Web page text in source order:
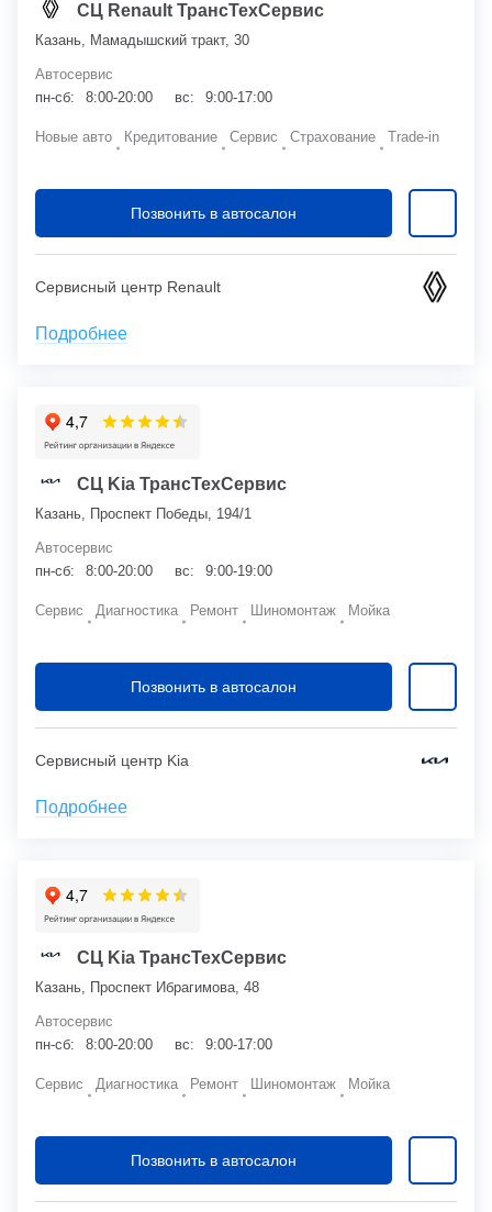
СЦ Renault ТрансТехСервис
Казань, Мамадышский тракт, 30
Автосервис
пн-сб:
8:00-20:00 вс: 9:00-17:00
Новые авто Кредитование Сервис Страхование Trade-in
Позвонить в автосалон
Сервисный центр Renault
Подробнее
СЦ Kia ТрансТехСервис
Казань, Проспект Победы, 194/1
Автосервис
пн-сб:
8:00-20:00 вс: 9:00-19:00
Сервис Диагностика Ремонт Шиномонтаж Мойка
Позвонить в автосалон
Сервисный центр Kia
Подробнее
СЦ Kia ТрансТехСервис
Казань, Проспект Ибрагимова, 48
Автосервис
пн-сб:
8:00-20:00 вс: 9:00-17:00
Сервис Диагностика Ремонт Шиномонтаж Мойка
Позвонить в автосалон